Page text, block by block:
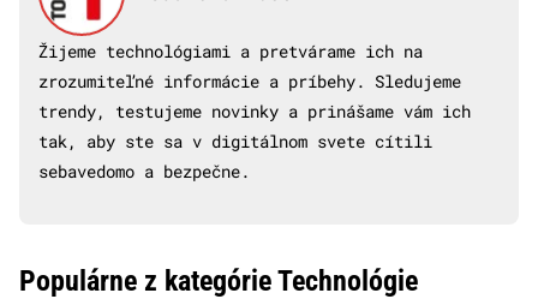
Žijeme technológiami a pretvárame ich na
zrozumiteľné informácie a príbehy. Sledujeme
trendy, testujeme novinky a prinášame vám ich
tak, aby ste sa v digitálnom svete cítili
sebavedomo a bezpečne.
Populárne z kategórie Technológie